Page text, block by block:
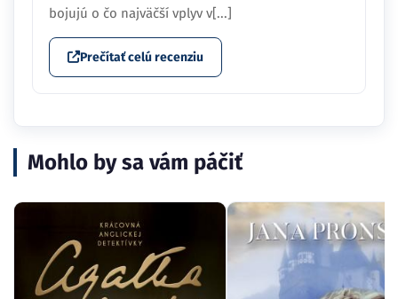
bojujú o čo najväčší vplyv v[...]
Prečítať celú recenziu
Mohlo by sa vám páčiť